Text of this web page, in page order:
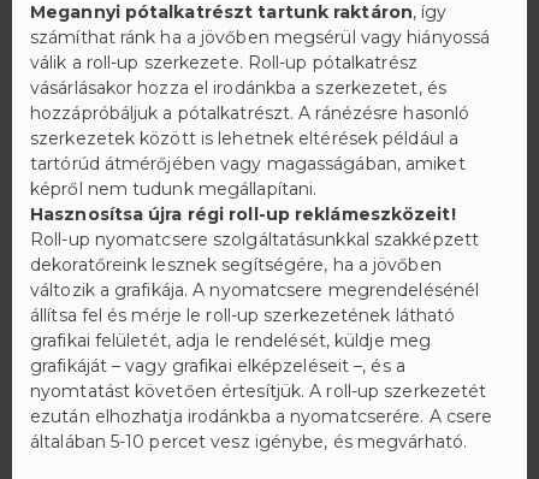
Megannyi pótalkatrészt tartunk raktáron, így
számíthat ránk ha a jövőben megsérül vagy hiányossá
válik a roll-up szerkezete. Roll-up pótalkatrész
vásárlásakor hozza el irodánkba a szerkezetet, és
hozzápróbáljuk a pótalkatrészt. A ránézésre hasonló
szerkezetek között is lehetnek eltérések például a
tartórúd átmérőjében vagy magasságában, amiket
képről nem tudunk megállapítani.
Hasznosítsa újra régi roll-up reklámeszközeit!
Roll-up nyomatcsere szolgáltatásunkkal szakképzett
dekoratőreink lesznek segítségére, ha a jövőben
változik a grafikája. A nyomatcsere megrendelésénél
állítsa fel és mérje le roll-up szerkezetének látható
grafikai felületét, adja le rendelését, küldje meg
grafikáját – vagy grafikai elképzeléseit –, és a
nyomtatást követően értesítjük. A roll-up szerkezetét
ezután elhozhatja irodánkba a nyomatcserére. A csere
általában 5-10 percet vesz igénybe, és megvárható.